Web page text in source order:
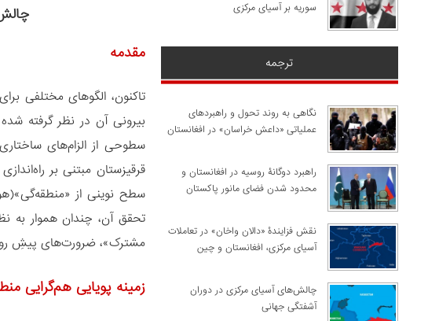
مقدمه
تاکنون، الگوهای مختلفی
بیرونی آن در نظر گرفته شده
سطوحی از الزام‌های
قرقیزستان مبتنی بر راه‌اندازی
سطح نوینی از
تحقق آن، چندان هموار
مشترک»، ضرورت‌های پیشِ‌
زمینه پویایی هم‌گرایی
سوریه بر آسیای مرکزی
ترجمه
نگاهی به روند تحول و راهبردهای
عملیاتی «داعش خراسان» در افغانستان
راهبرد دوگانۀ روسیه در افغانستان و
محدود شدن فضای مانور پاکستان
نقش فزایندۀ «دالان واخان» در تعاملات
آسیای مرکزی، افغانستان و چین
چالش‌های آسیای مرکزی در دوران
آشفتگی جهانی